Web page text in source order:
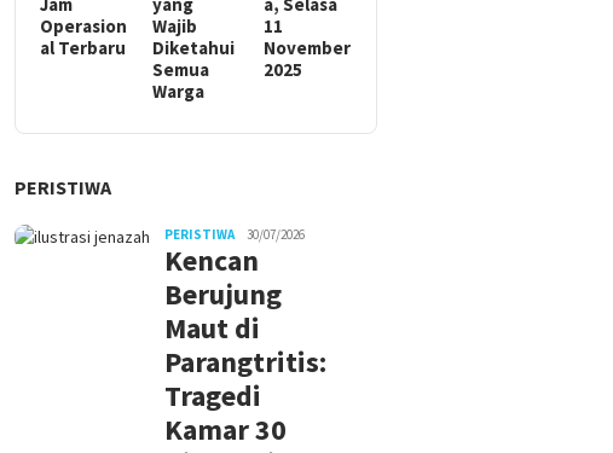
Operasion
al Terbaru
Wajib
Diketahui
Semua
Warga
11
November
2025
PERISTIWA
PERISTIWA 30/07/2026
Kencan
Berujung
Maut di
Parangtritis:
Tragedi
Kamar 30